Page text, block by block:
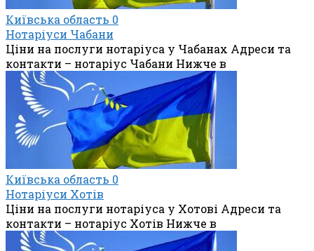
Київська область 0
Нотаріуси Чабани
Ціни на послуги нотаріуса у Чабанах Адреси та
контакти – нотаріус Чабани Нижче в
Київська область 0
Нотаріуси Хотів
Ціни на послуги нотаріуса у Хотові Адреси та
контакти – нотаріус Хотів Нижче в